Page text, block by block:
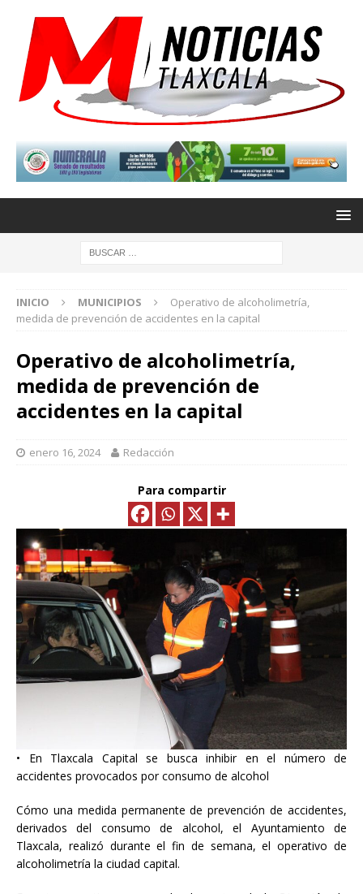
INICIO MUNICIPIOS
Operativo de alcoholimetría,
medida de prevención de accidentes en la capital
Operativo de alcoholimetría,
medida de prevención de
accidentes en la capital
enero 16, 2024 Redacción
Para compartir
• En Tlaxcala Capital se busca inhibir en el número de
accidentes provocados porconsumo de alcohol
Cómo una medida permanente de prevención de accidentes,
derivados del consumo de alcohol, el Ayuntamiento de
Tlaxcala, realizó durante el fin de semana, el operativo de
alcoholimetría la ciudad capital.